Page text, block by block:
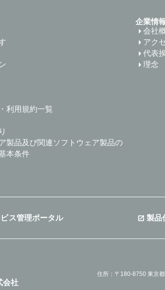
利用規約一覧
製品及び関連ソフトウェア製品の
本条件
企業情
会社
アク
代表
理念
ス管理ポータル 製品
会社
住所：〒180-8750 東京